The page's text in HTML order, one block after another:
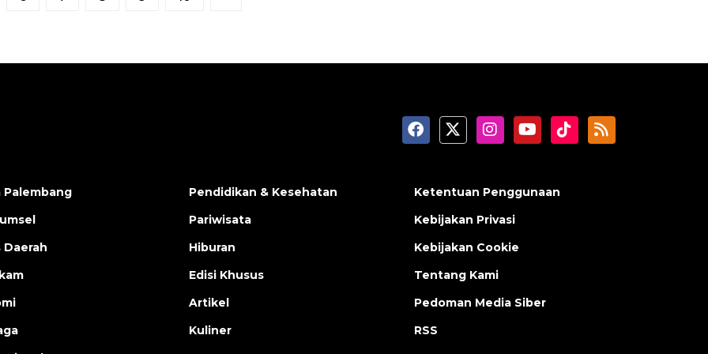
Pendidikan & Kesehatan
Pariwisata
Hiburan
Edisi Khusus
Artikel
Kuliner
Ketentuan Penggunaan
Kebijakan Privasi
Kebijakan Cookie
Tentang Kami
Pedoman Media Siber
RSS